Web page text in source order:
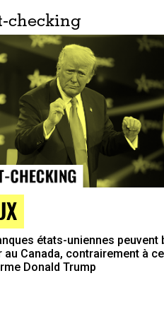
checking
états-uniennes peuvent
au Canada, contrairement à ce
Donald Trump